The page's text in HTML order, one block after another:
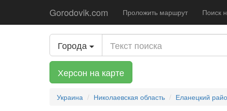
Gorodovik.com Проложить маршрут Поиск
Города
Херсон на карте
Украина Николаевская область Еланецкий